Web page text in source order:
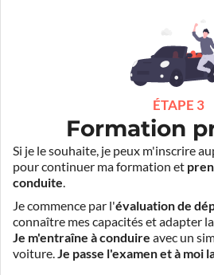
ÉTAPE 3
Formation
Si je le souhaite, je peux m'inscrire
pour continuer ma formation et
conduite.
Je commence par l'évaluation de
connaître mes capacités et adapter
Je m'entraîne à conduire avec un
voiture.Je passe l'examen et à moi